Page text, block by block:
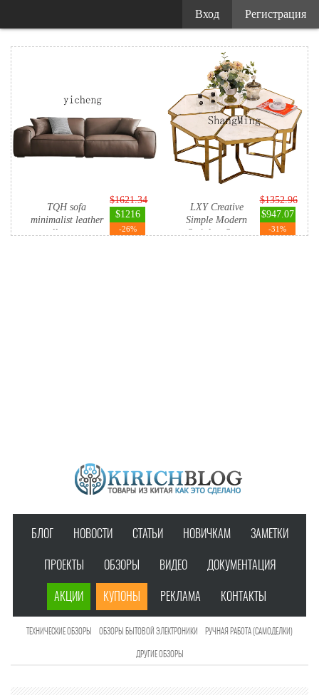
TQH sofa
minimalist leather
small apartm...
$1621.34
$1216
-26%
LXY Creative
Simple Modern
Stainless Ste...
$1352.96
$947.07
-31%
БЛОГ НОВОСТИ СТАТЬИ НОВИЧКАМ ЗАМЕТКИ
ПРОЕКТЫ ОБЗОРЫ ВИДЕО ДОКУМЕНТАЦИЯ
АКЦИИ КУПОНЫ РЕКЛАМА КОНТАКТЫ
ТЕХНИЧЕСКИЕ ОБЗОРЫ ОБЗОРЫ БЫТОВОЙ ЭЛЕКТРОНИКИ РУЧНАЯ РАБОТА (САМОДЕЛКИ)
ДРУГИЕ ОБЗОРЫ
Регистрация
Вход